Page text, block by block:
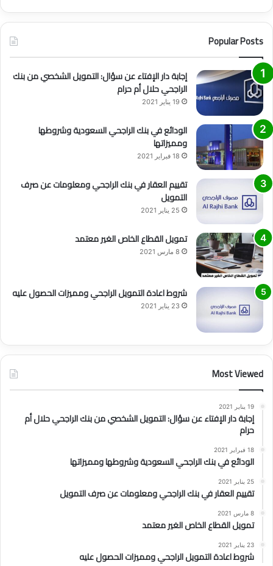
Popular Posts
إجابة دار الإفتاء عن سؤال: التمويل الشخصي من بنك
الراجحي حلال أم حرام
19 يناير 2021
الودائع في بنك الراجحي السعودية وشروطها
ومميزاتها
18 فبراير 2021
تقييم العقار في بنك الراجحي ومعلومات عن صرف
التمويل
25 يناير 2021
تمويل القطاع الخاص الغير معتمد
8 مارس 2021
شروط اعادة التمويل الراجحي ومميزات الحصول عليه
23 يناير 2021
Most Viewed
19 يناير 2021
إجابة دار الإفتاء عن سؤال: التمويل الشخصي من بنك الراجحي حلال أم
حرام
18 فبراير 2021
الودائع في بنك الراجحي السعودية وشروطها ومميزاتها
25 يناير 2021
تقييم العقار في بنك الراجحي ومعلومات عن صرف التمويل
8 مارس 2021
تمويل القطاع الخاص الغير معتمد
23 يناير 2021
شروط اعادة التمويل الراجحي ومميزات الحصول عليه